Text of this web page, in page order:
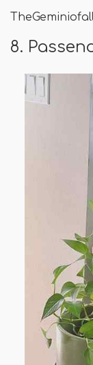
8.